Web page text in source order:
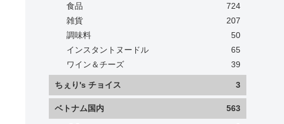
食品
724
雑貨
207
調味料
50
インスタントヌードル
65
ワイン＆チーズ
39
ちぇり's チョイス 3
ベトナム国内 563